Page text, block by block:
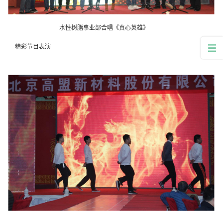
水性树脂事业部合唱《真心英雄》
精彩节目表演